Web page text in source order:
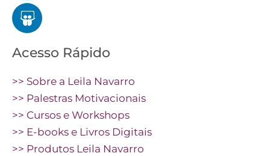
Acesso Rápido
>> Sobre a Leila Navarro
>> Palestras Motivacionais
>> Cursos e Workshops
>> E-books e Livros Digitais
>> Produtos Leila Navarro